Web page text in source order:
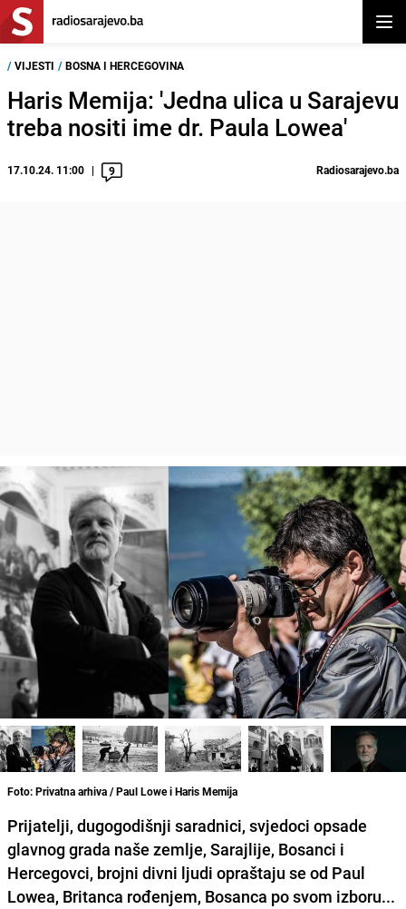
/ VIJESTI / BOSNA I HERCEGOVINA
Haris Memija: 'Jedna ulica u Sarajevu
treba nositi ime dr. Paula Lowea'
17.10.24. 11:00 9 Radiosarajevo.ba
Foto: Privatna arhiva / Paul Lowe i Haris Memija
Prijatelji, dugogodišnji saradnici, svjedoci opsade
glavnog grada naše zemlje, Sarajlije, Bosanci i
Hercegovci, brojni divni ljudi opraštaju se od Paul
Lowea, Britanca rođenjem, Bosanca po svom izboru...